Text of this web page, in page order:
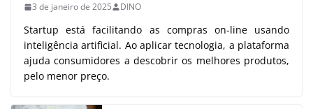
3 de janeiro de 2025 DINO
Startup está facilitando as compras on-line usando
inteligência artificial. Ao aplicar tecnologia, a plataforma
ajuda consumidores a descobrir os melhores produtos,
pelo menor preço.